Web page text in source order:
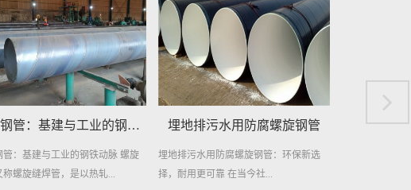
埋地排污水用防腐螺旋钢管
埋地排污水用防腐螺旋钢管：环保新选
择，耐用更可靠 在当今社...
埋地给水用防腐螺旋钢管
埋地给水用防腐螺旋钢管，作为一种高效
且耐用的管道材料，近年来在各...
埋